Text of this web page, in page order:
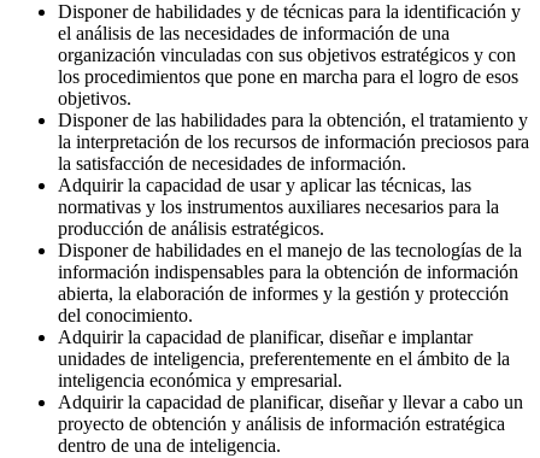
Disponer de habilidades y de técnicas para la identificación y
el análisis de las necesidades de información de una
organización vinculadas con sus objetivos estratégicos y con
los procedimientos que pone en marcha para el logro de esos
objetivos.
Disponer de las habilidades para la obtención, el tratamiento y
la interpretación de los recursos de información preciosos para
la satisfacción de necesidades de información.
Adquirir la capacidad de usar y aplicar las técnicas, las
normativas y los instrumentos auxiliares necesarios para la
producción de análisis estratégicos.
Disponer de habilidades en el manejo de las tecnologías de la
información indispensables para la obtención de información
abierta, la elaboración de informes y la gestión y protección
del conocimiento.
Adquirir la capacidad de planificar, diseñar e implantar
unidades de inteligencia, preferentemente en el ámbito de la
inteligencia económica y empresarial.
Adquirir la capacidad de planificar, diseñar y llevar a cabo un
proyecto de obtención y análisis de información estratégica
dentro de una de inteligencia.